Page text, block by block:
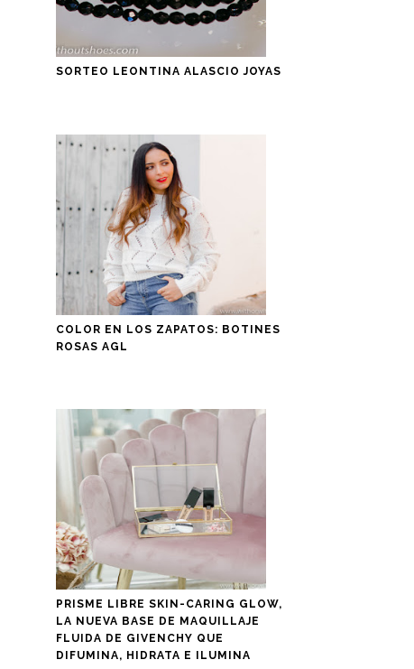
SORTEO LEONTINA ALASCIO JOYAS
COLOR EN LOS ZAPATOS: BOTINES
ROSAS AGL
PRISME LIBRE SKIN-CARING GLOW,
LA NUEVA BASE DE MAQUILLAJE
FLUIDA DE GIVENCHY QUE
DIFUMINA, HIDRATA E ILUMINA